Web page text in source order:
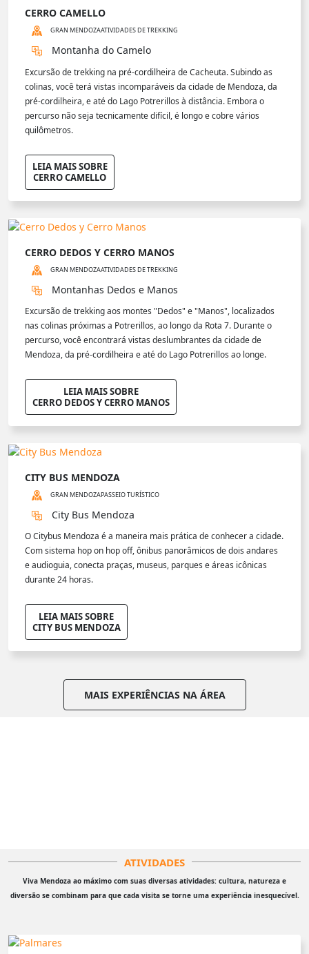
CERRO CAMELLO
GRAN MENDOZAATIVIDADES DE TREKKING
Montanha do Camelo
Excursão de trekking na pré-cordilheira de Cacheuta. Subindo as
colinas, você terá vistas incomparáveis da cidade de Mendoza, da
pré-cordilheira, e até do Lago Potrerillos à distância. Embora o
percurso não seja tecnicamente difícil, é longo e cobre vários
quilômetros.
LEIA MAIS SOBRE
CERRO CAMELLO
CERRO DEDOS Y CERRO MANOS
GRAN MENDOZAATIVIDADES DE TREKKING
Montanhas Dedos e Manos
Excursão de trekking aos montes "Dedos" e "Manos", localizados
nas colinas próximas a Potrerillos, ao longo da Rota 7. Durante o
percurso, você encontrará vistas deslumbrantes da cidade de
Mendoza, da pré-cordilheira e até do Lago Potrerillos ao longe.
LEIA MAIS SOBRE
CERRO DEDOS Y CERRO MANOS
CITY BUS MENDOZA
GRAN MENDOZAPASSEIO TURÍSTICO
City Bus Mendoza
O Citybus Mendoza é a maneira mais prática de conhecer a cidade.
Com sistema hop on hop off, ônibus panorâmicos de dois andares
e audioguia, conecta praças, museus, parques e áreas icônicas
durante 24 horas.
LEIA MAIS SOBRE
CITY BUS MENDOZA
MAIS EXPERIÊNCIAS NA ÁREA
ATIVIDADES
Viva Mendoza ao máximo com suas diversas atividades: cultura, natureza e
diversão se combinam para que cada visita se torne uma experiência inesquecível.